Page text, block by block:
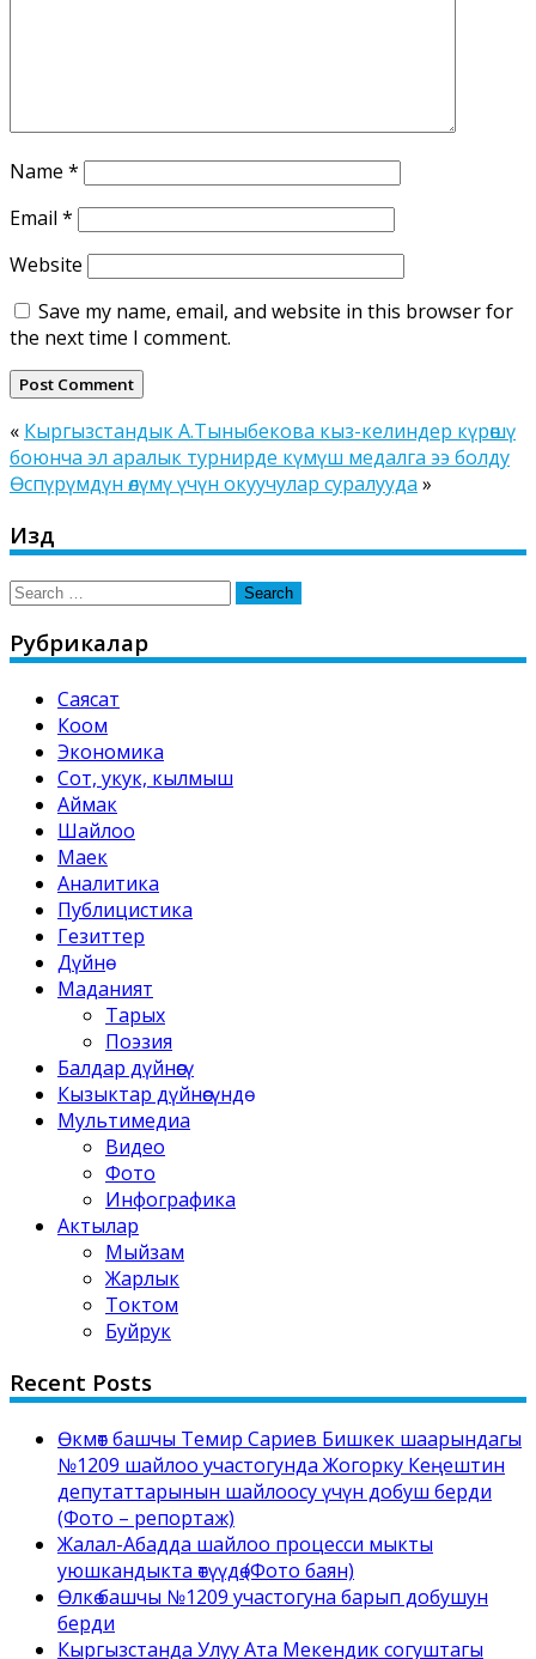
Name *
Email *
Website
Save my name, email, and website in this browser for
the next time I comment.
« Кыргызстандык А.Тыныбекова кыз-келиндер күрөшү
боюнча эл аралык турнирде күмүш медалга ээ болду
Өспүрүмдүн өлүмү үчүн окуучулар суралууда »
Издөө
Search
Рубрикалар
Саясат
Коом
Экономика
Сот, укук, кылмыш
Аймак
Шайлоо
Маек
Аналитика
Публицистика
Гезиттер
Дүйнө
Маданият
Тарых
Поэзия
Балдар дүйнөсү
Кызыктар дүйнөсүндө
Мультимедиа
Видео
Фото
Инфографика
Актылар
Мыйзам
Жарлык
Токтом
Буйрук
Recent Posts
Өкмөт башчы Темир Сариев Бишкек шаарындагы
№1209 шайлоо участогунда Жогорку Кеңештин
депутаттарынын шайлоосу үчүн добуш берди
(Фото – репортаж)
Жалал-Абадда шайлоо процесси мыкты
уюшкандыкта өтүүдө (Фото баян)
Өлкө башчы №1209 участогуна барып добушун
берди
Кыргызстанда Улуу Ата Мекендик согуштагы